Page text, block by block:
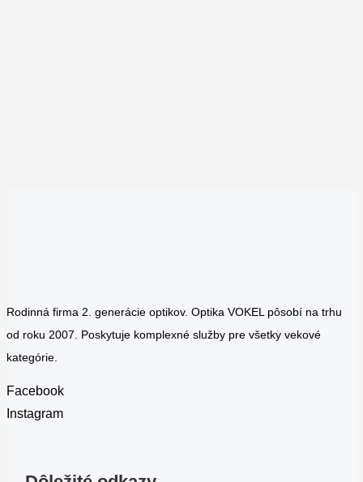
Rodinná firma 2. generácie optikov. Optika VOKEL pôsobí na trhu
od roku 2007. Poskytuje komplexné služby pre všetky vekové
kategórie.
Facebook
Instagram